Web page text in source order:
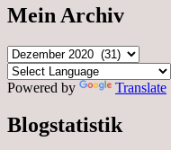
Mein Archiv
Mein
Archiv
Powered by
Translate
Blogstatistik